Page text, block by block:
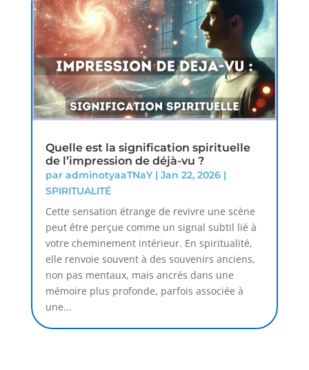
Quelle est la signification spirituelle
de l’impression de déjà-vu ?
par adminotyaaTNaY| Jan 22, 2026|
SPIRITUALITÉ
Cette sensation étrange de revivre une scène
peut être perçue comme un signal subtil lié à
votre cheminement intérieur. En spiritualité,
elle renvoie souvent à des souvenirs anciens,
non pas mentaux, mais ancrés dans une
mémoire plus profonde, parfois associée à
une...